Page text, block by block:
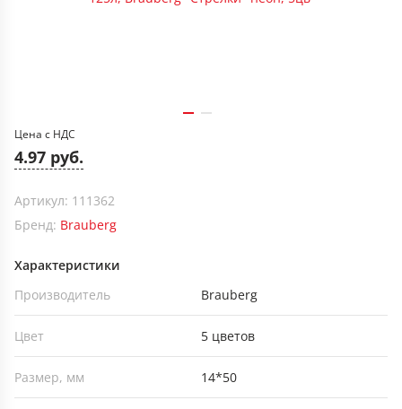
Цена с НДС
4.97 руб.
Артикул: 111362
Бренд: Brauberg
Характеристики
Производитель
Brauberg
Цвет 5 цветов
Размер, мм 14*50